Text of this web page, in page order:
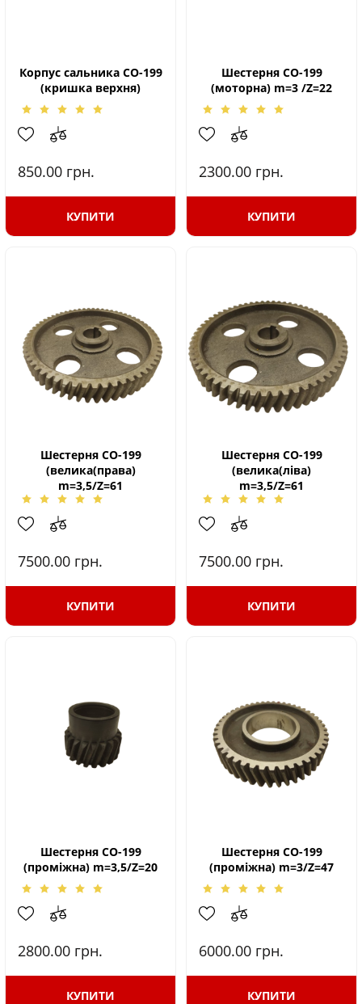
Корпус сальника СО-199
(кришка верхня)
850.00 грн.
КУПИТИ
Шестерня СО-199
(моторна) m=3 /Z=22
2300.00 грн.
КУПИТИ
Шестерня СО-199
(велика(права)
m=3,5/Z=61
7500.00 грн.
КУПИТИ
Шестерня СО-199
(велика(ліва)
m=3,5/Z=61
7500.00 грн.
КУПИТИ
Шестерня СО-199
(проміжна) m=3,5/Z=20
2800.00 грн.
КУПИТИ
Шестерня СО-199
(проміжна) m=3/Z=47
6000.00 грн.
КУПИТИ